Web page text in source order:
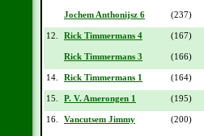
Jochem Anthonijsz 6 (237)
12. Rick Timmermans 4 (167)
Rick Timmermans 3 (166)
14. Rick Timmermans 1 (164)
15. P. V. Amerongen 1 (195)
16. Vancutsem Jimmy (200)